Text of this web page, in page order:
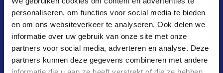
personaliseren, om functies voor social media te bieden
en om ons websiteverkeer te analyseren. Ook delen we
informatie over uw gebruik van onze site met onze
partners voor social media, adverteren en analyse. Deze
partners kunnen deze gegevens combineren met andere
hoe werkt het?
waarom?
kosten & baten
aansluiten